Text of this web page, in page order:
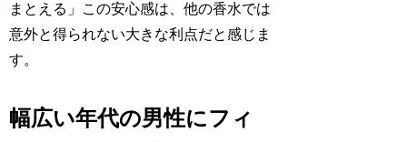
まとえる」この安心感は、他の香水では
意外と得られない大きな利点だと感じま
す。
幅広い年代の男性にフィ